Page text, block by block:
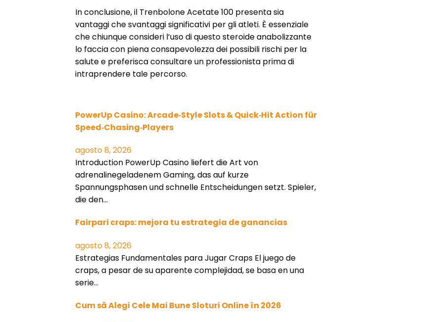
In conclusione, il Trenbolone Acetate 100 presenta sia
vantaggi che svantaggi significativi per gli atleti. È essenziale
che chiunque consideri l’uso di questo steroide anabolizzante
lo faccia con piena consapevolezza dei possibili rischi per la
salute e preferisca consultare un professionista prima di
intraprendere tale percorso.
PowerUp Casino: Arcade‑Style Slots & Quick‑Hit Action für
Speed‑Chasing‑Players
agosto 8, 2026
Introduction PowerUp Casino liefert die Art von
adrenalinegeladenem Gaming, das auf kurze
Spannungsphasen und schnelle Entscheidungen setzt. Spieler,
die den…
Fairpari craps: mejora tu estrategia de ganancias
agosto 8, 2026
Estrategias Fundamentales para Jugar Craps El juego de
craps, a pesar de su aparente complejidad, se basa en una
serie…
Cum să Alegi Cele Mai Bune Sloturi Online în 2026